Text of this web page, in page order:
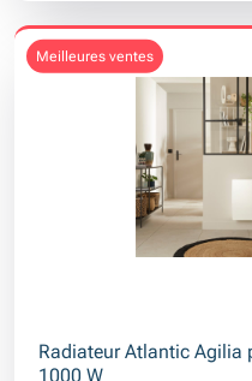
meilleures ventes
Radiateur Atlantic
1000 W